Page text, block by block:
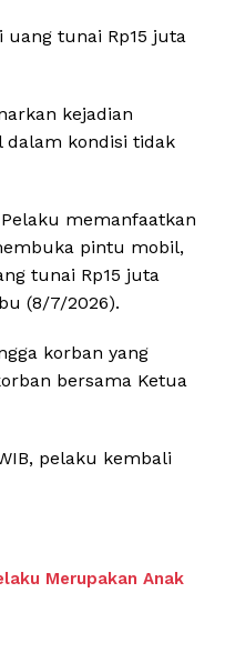
tunai Rp15 juta
kejadian
dalam kondisi tidak
memanfaatkan
pintu mobil,
tunai Rp15 juta
(8/7/2026).
korban yang
bersama Ketua
pelaku kembali
Merupakan Anak